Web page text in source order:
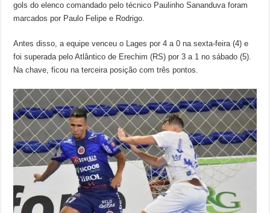
gols do elenco comandado pelo técnico Paulinho Sananduva foram
marcados por Paulo Felipe e Rodrigo.
Antes disso, a equipe venceu o Lages por 4 a 0 na sexta-feira (4) e
foi superada pelo Atlântico de Erechim (RS) por 3 a 1 no sábado (5).
Na chave, ficou na terceira posição com três pontos.